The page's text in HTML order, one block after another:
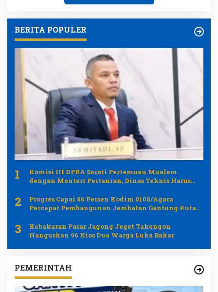
BERITA POPULER
1
Komisi III DPRA Soroti Pertemuan Mualem
dengan Menteri Pertanian, Dinas Teknis Harus
2
Progres Capai 86 Persen Kodim 0108/Agara
Percepat Pembangunan Jembatan Gantung Kuta
3
Kebakaran Pasar Jagong Jeget Takengon
Hanguskan 96 Kios Dua Warga Luka Bakar
PEMERINTAH